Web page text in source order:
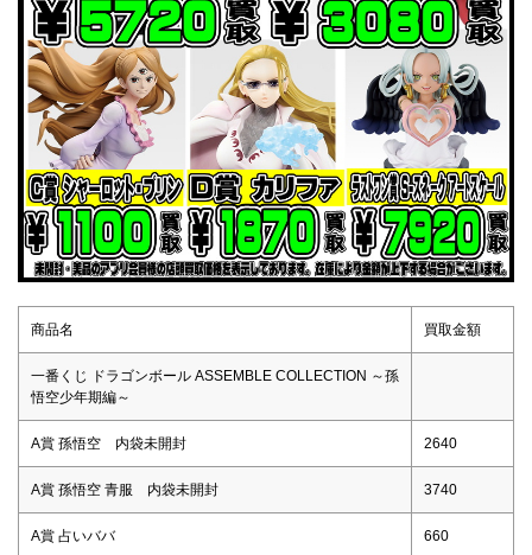
商品名 買取金額
一番くじ ドラゴンボール ASSEMBLE COLLECTION ～孫
悟空少年期編～
A賞 孫悟空 内袋未開封 2640
A賞 孫悟空 青服 内袋未開封 3740
A賞 占いババ 660